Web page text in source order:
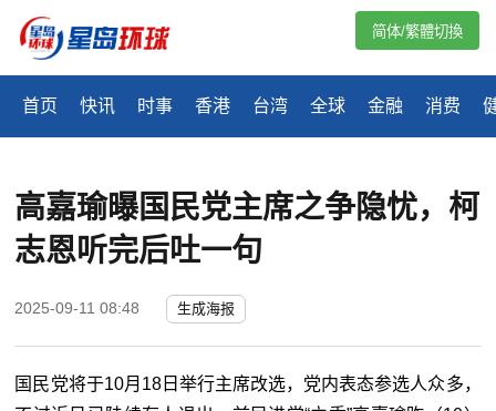
首页 快讯 时事 香港 台湾 全球 金融 消费
简体/繁體切換
高嘉瑜曝国民党主席之争隐忧，柯
志恩听完后吐一句
2025-09-11 08:48 生成海报
国民党将于10月18日举行主席改选，党内表态参选人众多，